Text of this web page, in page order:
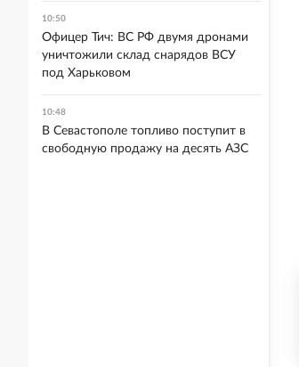
10:50
Офицер Тич: ВС РФ двумя дронами
уничтожили склад снарядов ВСУ
под Харьковом
10:48
В Севастополе топливо поступит в
свободную продажу на десять АЗС